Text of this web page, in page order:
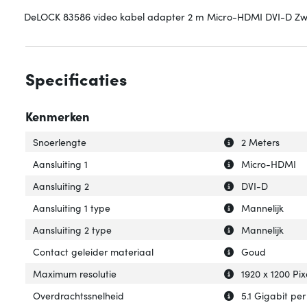
DeLOCK 83586 video kabel adapter 2 m Micro-HDMI DVI-D
Specificaties
Kenmerken
Uitleg over
Verberg uitleg
Snoerlengte
2 Meters
Uitleg over
Verberg uitleg
Aansluiting 1
Micro-HDMI
Uitleg over
Verberg uitleg
Aansluiting 2
DVI-D
Uitleg over
Verberg uitleg
Aansluiting 1 type
Mannelijk
Uitleg over
Verberg uitleg
Aansluiting 2 type
Mannelijk
Uitleg over
Verberg uitleg
Contact geleider materiaal
Goud
Uitleg over
Verberg uitleg
Maximum resolutie
1920 x 1200
Uitleg over
Verberg uitleg
Overdrachtssnelheid
5.1 Gigabit